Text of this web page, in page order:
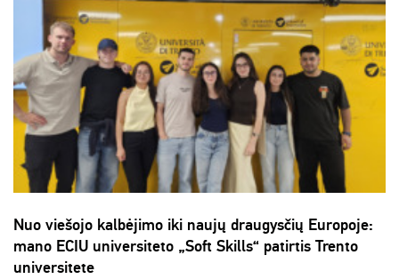
Nuo viešojo kalbėjimo iki naujų draugysčių Europoje:
mano ECIU universiteto „Soft Skills“ patirtis Trento
universitete